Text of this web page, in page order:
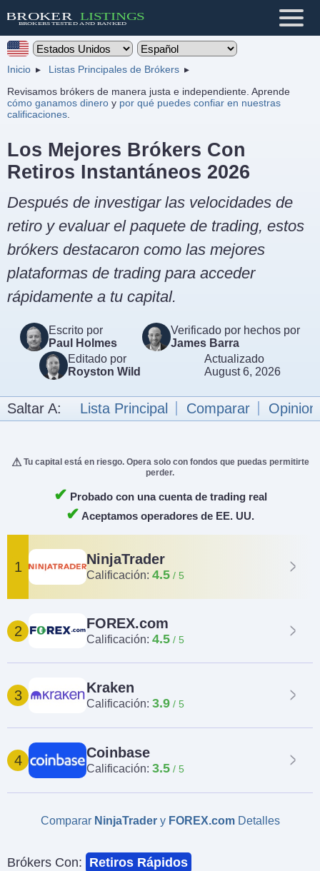
Inicio
Listas Principales de Brókers
Revisamos brókers de manera justa e independiente. Aprende
cómo ganamos dinero y por qué puedes confiar en nuestras
calificaciones
Los Mejores Brókers Con
Retiros Instantáneos 2026
Después de investigar las velocidades de
retiro y evaluar el paquete de trading, estos
brókers destacaron como las mejores
plataformas de trading para acceder
rápidamente a tu capital.
Escrito por
Paul Holmes
Verificado por hechos por
James Barra
Editado por
Royston Wild
Actualizado
August 6, 2026
Saltar A: Lista Principal Comparar
Tu capital está en riesgo. Opera solo con fondos que puedas permitirte
perder.
✔ Probado con una cuenta de trading real
✔ Aceptamos operadores de EE. UU.
1 NinjaTrader
Calificación: 4.5
2 FOREX.com
Calificación: 4.5
3 Kraken
Calificación: 3.9
4 Coinbase
Calificación: 3.5
Comparar NinjaTradery FOREX.comDetalles
Brókers Con: Retiros Rápidos